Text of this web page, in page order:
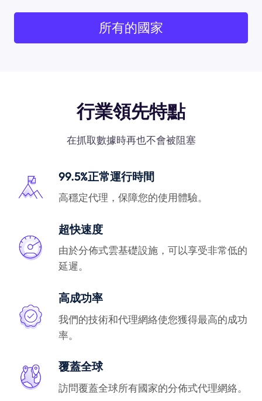
所有的國家
行業領先特點
在抓取數據時再也不會被阻塞
99.5%正常運行時間
高穩定代理，保障您的使用體驗。
超快速度
由於分佈式雲基礎設施，可以享受非常低的
延遲。
高成功率
我們的技術和代理網絡使您獲得最高的成功
率。
覆蓋全球
訪問覆蓋全球所有國家的分佈式代理網絡。